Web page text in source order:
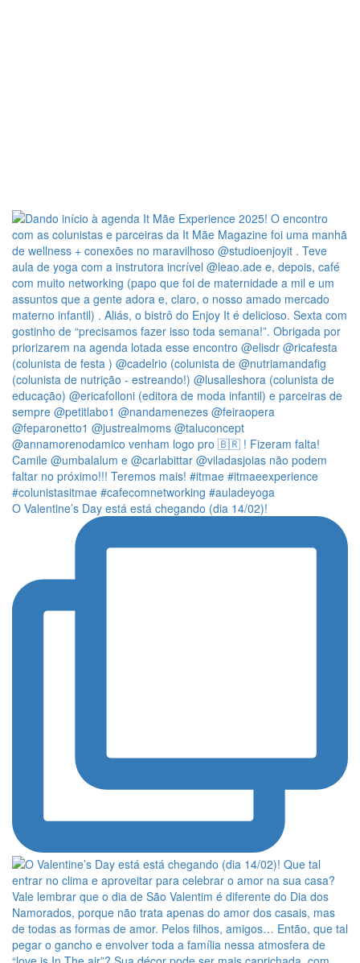
O Valentine’s Day está está chegando (dia 14/02)!